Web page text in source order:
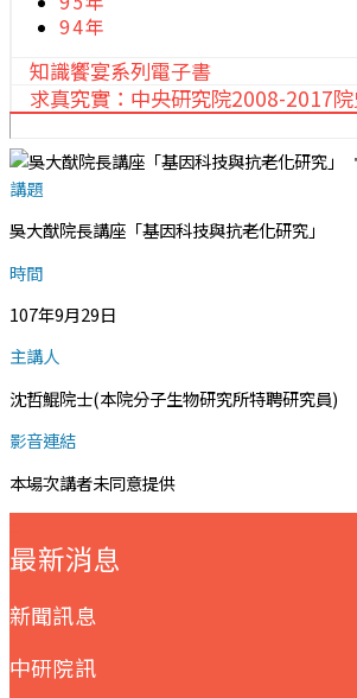
94年
知識饗宴系列電子書
求真究實：中央研究院2008-2017
講題
吳大猷院長講座「基因科技與抗老化研究」
時間
107年9月29日
主講人
沈哲鯤院士(本院分子生物研究所特聘研究員)
影音連結
本場次講者未同意提供
最新消息
新聞訊息
中研院訊